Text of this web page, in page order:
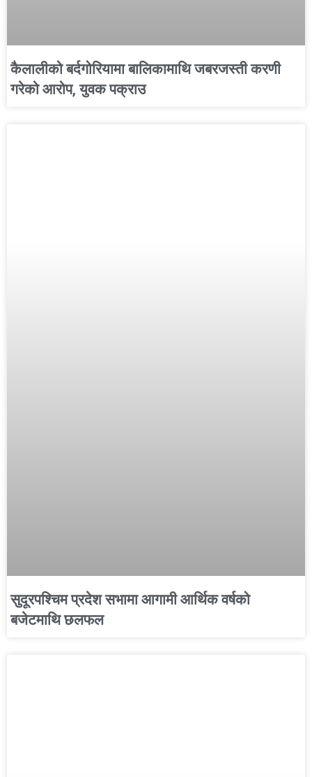
कैलालीको बर्दगोरियामा बालिकामाथि जबरजस्ती करणी
गरेको आरोप, युवक पक्राउ
सुदूरपश्चिम प्रदेश सभामा आगामी आर्थिक वर्षको
बजेटमाथि छलफल